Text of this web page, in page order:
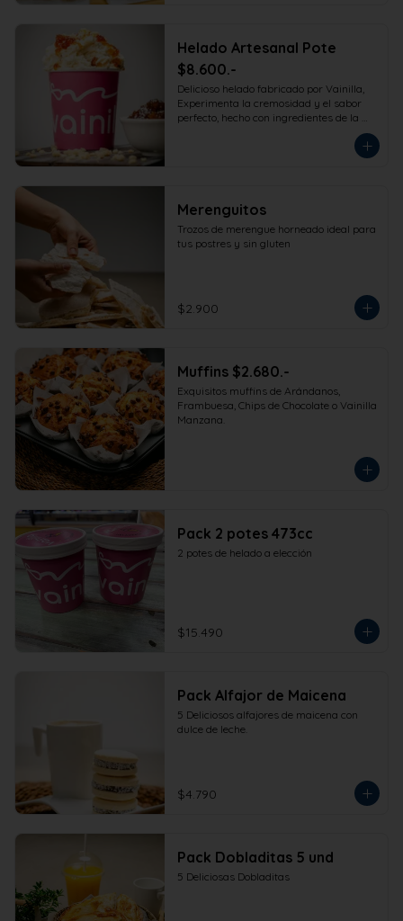
Helado Artesanal Pote
$8.600.-
Delicioso helado fabricado por Vainilla,
Experimenta la cremosidad y el sabor
perfecto, hecho con ingredientes de la
más alta calidad para que disfrutes en
Merenguitos
Trozos de merengue horneado ideal para
tus postres y sin gluten
$2.900
Muffins $2.680.-
Exquisitos muffins de Arándanos,
Frambuesa, Chips de Chocolate o Vainilla
Manzana.
Pack 2 potes 473cc
2 potes de helado a elección
$15.490
Pack Alfajor de Maicena
5 Deliciosos alfajores de maicena con
dulce de leche.
$4.790
Pack Dobladitas 5 und
5 Deliciosas Dobladitas